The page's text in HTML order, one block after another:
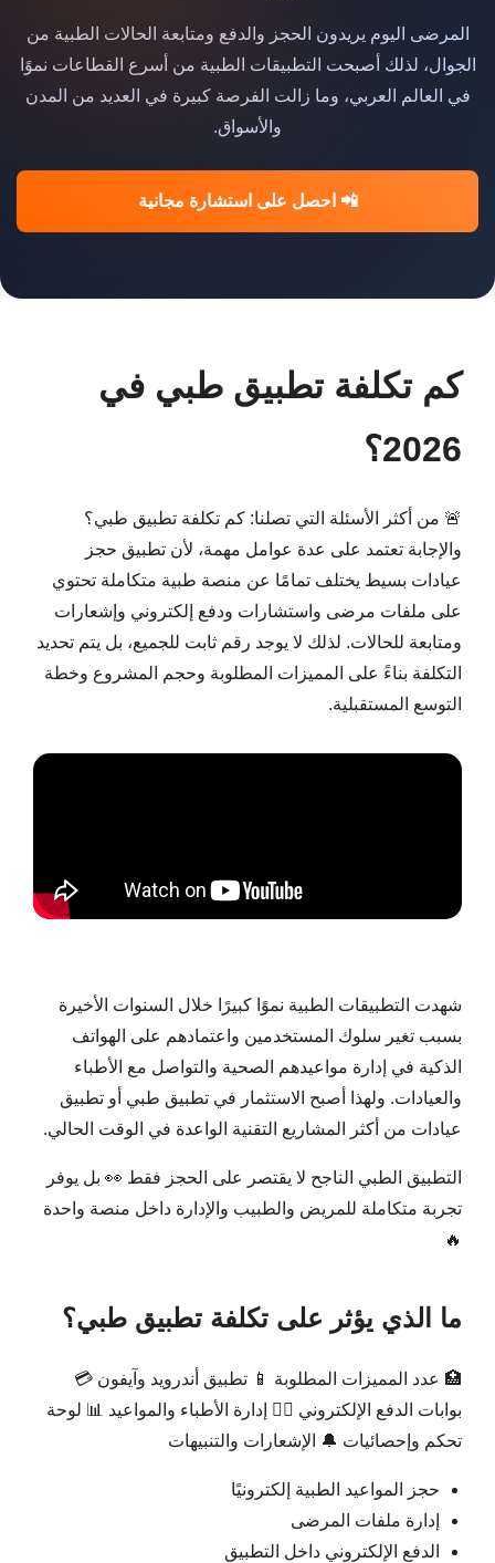
المرضى اليوم يريدون الحجز والدفع ومتابعة الحالات الطبية من
الجوال، لذلك أصبحت التطبيقات الطبية من أسرع القطاعات نموًا
في العالم العربي، وما زالت الفرصة كبيرة في العديد من المدن
والأسواق.
📲 احصل على استشارة مجانية
كم تكلفة تطبيق طبي في
2026؟
🚨 من أكثر الأسئلة التي تصلنا: كم تكلفة تطبيق طبي؟
والإجابة تعتمد على عدة عوامل مهمة، لأن تطبيق حجز
عيادات بسيط يختلف تمامًا عن منصة طبية متكاملة تحتوي
على ملفات مرضى واستشارات ودفع إلكتروني وإشعارات
ومتابعة للحالات. لذلك لا يوجد رقم ثابت للجميع، بل يتم تحديد
التكلفة بناءً على المميزات المطلوبة وحجم المشروع وخطة
التوسع المستقبلية.
شهدت التطبيقات الطبية نموًا كبيرًا خلال السنوات الأخيرة
بسبب تغير سلوك المستخدمين واعتمادهم على الهواتف
الذكية في إدارة مواعيدهم الصحية والتواصل مع الأطباء
والعيادات. ولهذا أصبح الاستثمار في تطبيق طبي أو تطبيق
عيادات من أكثر المشاريع التقنية الواعدة في الوقت الحالي.
التطبيق الطبي الناجح لا يقتصر على الحجز فقط 👀 بل يوفر
تجربة متكاملة للمريض والطبيب والإدارة داخل منصة واحدة
🔥
ما الذي يؤثر على تكلفة تطبيق طبي؟
🏥 عدد المميزات المطلوبة 📱 تطبيق أندرويد وآيفون 💳
بوابات الدفع الإلكتروني 👨‍⚕️ إدارة الأطباء والمواعيد 📊 لوحة
تحكم وإحصائيات 🔔 الإشعارات والتنبيهات
حجز المواعيد الطبية إلكترونيًا
إدارة ملفات المرضى
الدفع الإلكتروني داخل التطبيق